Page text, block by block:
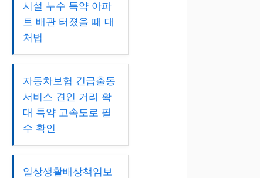
시설 누수 특약 아파
트 배관 터졌을 때 대
처법
자동차보험 긴급출동
서비스 견인 거리 확
대 특약 고속도로 필
수 확인
일상생활배상책임보